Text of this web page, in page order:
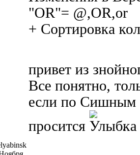
"OR"= @,OR,or
+ Сортировка
привет из
Все понятно,
если по Сишным
просится
.